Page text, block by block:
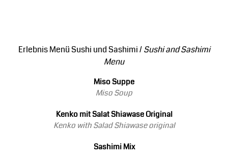
Erlebnis Menü Sushi und Sashimi /Sushi and Sashimi
Menu
Miso Suppe
Miso Soup
Kenko mit Salat Shiawase Original
Kenko with Salad Shiawase original
Sashimi Mix